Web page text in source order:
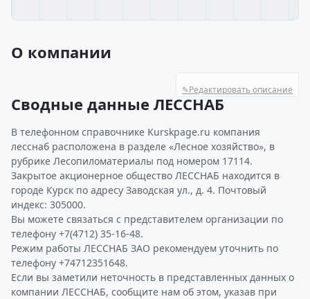
О компании
✎Редактировать описание
Сводные данные ЛЕССНАБ
В телефонном справочнике Kurskpage.ru компания
лесснаб расположена в разделе «Лесное хозяйство», в
рубрике Лесопиломатериалы под номером 17114.
Закрытое акционерное общество ЛЕССНАБ находится в
городе Курск по адресу Заводская ул., д. 4. Почтовый
индекс: 305000.
Вы можете связаться с представителем организации по
телефону +7(4712) 35-16-48.
Режим работы ЛЕССНАБ ЗАО рекомендуем уточнить по
телефону +74712351648.
Если вы заметили неточность в представленных данных о
компании ЛЕССНАБ, сообщите нам об этом, указав при